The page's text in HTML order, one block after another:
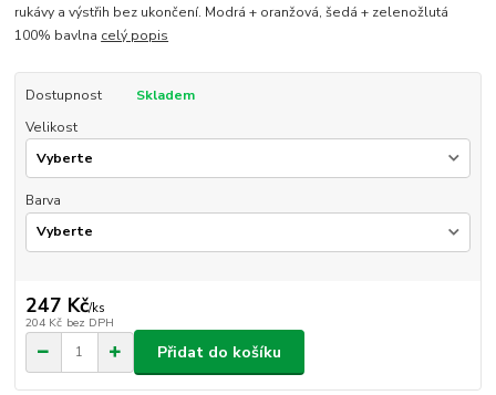
rukávy a výstřih bez ukončení. Modrá + oranžová, šedá + zelenožlutá
100% bavlna celý popis
Dostupnost
Skladem
Velikost
Barva
247 Kč/ks
204 Kč bez DPH
Přidat do košíku